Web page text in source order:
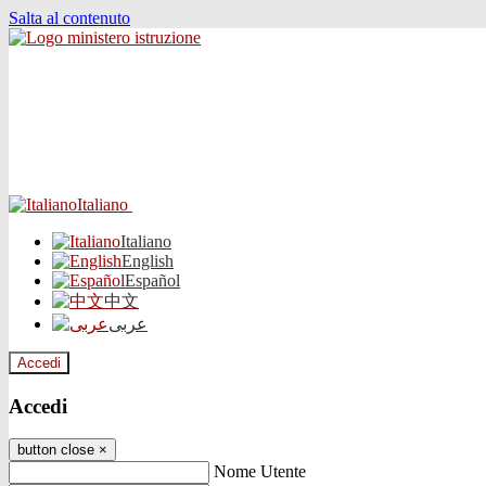
Salta al contenuto
Italiano
Italiano
English
Español
中文
عربى
Accedi
Accedi
button close ×
Nome Utente